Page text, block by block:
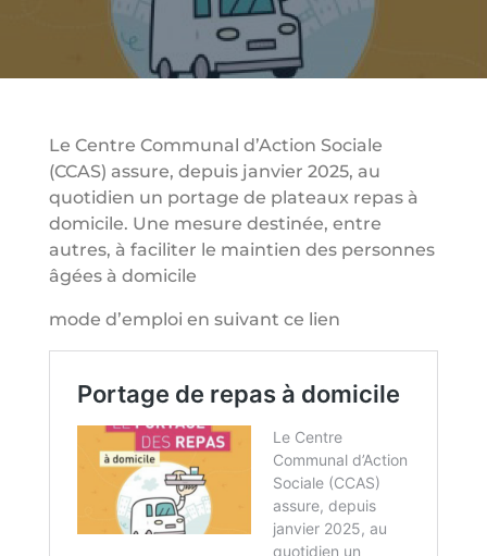
Le Centre Communal d’Action Sociale
(CCAS) assure, depuis janvier 2025, au
quotidien un portage de plateaux repas à
domicile. Une mesure destinée, entre
autres, à faciliter le maintien des personnes
âgées à domicile
mode d’emploi en suivant ce lien